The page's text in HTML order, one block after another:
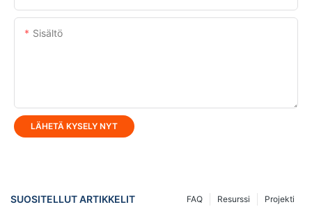
Sisältö
LÄHETÄ KYSELY NYT
SUOSITELLUT ARTIKKELIT Projekti
Resurssi
FAQ